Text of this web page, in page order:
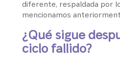
diferente, respaldada por
mencionamos
¿Qué sigue
ciclo fallido?